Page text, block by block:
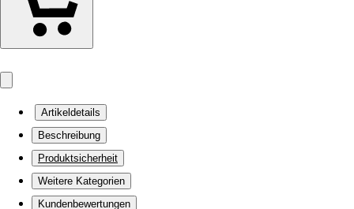
Artikeldetails
Beschreibung
Produktsicherheit
Weitere Kategorien
Kundenbewertungen